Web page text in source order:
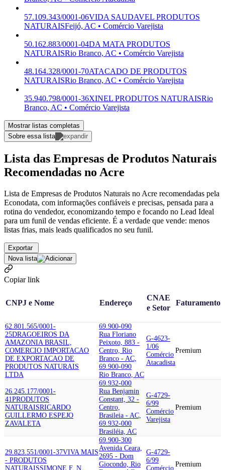
57.109.343/0001-06VIDA SAUDAVEL PRODUTOS
NATURAISFeijó, AC • Comércio Varejista
50.162.883/0001-04DA MATA PRODUTOS
NATURAISRio Branco, AC • Comércio Varejista
48.164.328/0001-70ATACADO DE PRODUTOS
NATURAISRio Branco, AC • Comércio Varejista
35.940.798/0001-36XINEL PRODUTOS NATURAISRio
Branco, AC • Comércio Varejista
Mostrar listas completas
Sobre essa lista
Lista das Empresas de Produtos Naturais
Recomendadas no Acre
Lista de Empresas de Produtos Naturais no Acre recomendadas pela
Econodata, com informações confiáveis e precisas, pensada para a
rotina do vendedor, economizando tempo e focando no Lead Ideal
para um funil de vendas eficiente. É a verdade que vende: menos
listas frias, mais leads qualificados no seu funil.
Exportar
Nova lista
Copiar link
CNPJ e Nome Endereço
CNAE
e Setor
Faturamento
62.801.565/0001-
25DRAGOEIROS DA
AMAZONIA BRASIL,
COMERCIO IMPORTACAO
DE EXPORTACAO DE
PRODUTOS NATURAIS
LTDA
69.900-090
Rua Floriano
Peixoto, 883 -
Centro, Rio
Branco - AC,
69.900-090
Rio Branco, AC
G-4623-
1/06
Comércio
Atacadista
Premium
26.245.177/0001-
41PRODUTOS
NATURAISRICARDO
GUILLERMO ESPEJO
ZAVALETA
69.932-000
Rua Benjamin
Constant, 32 -
Centro,
Brasileia - AC,
69.932-000
Brasiléia, AC
G-4729-
6/99
Comércio
Varejista
Premium
29.823.551/0001-37VIVA MAIS
- PRODUTOS
NATURAISSIMONE F. N.
69.900-300
Avenida Ceara,
2695 - Dom
Giocondo, Rio
G-4729-
6/99
Comércio
Premium